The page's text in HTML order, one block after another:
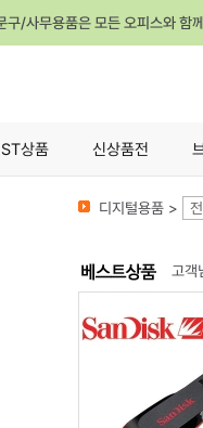
/사무용품은 모든 오피스와 함
상품 신상품전
디지털용품 >
고객